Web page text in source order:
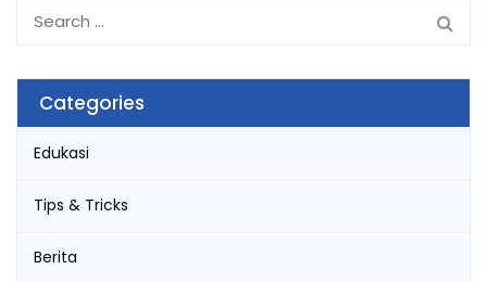
Search
Categories
Edukasi
Tips & Tricks
Berita